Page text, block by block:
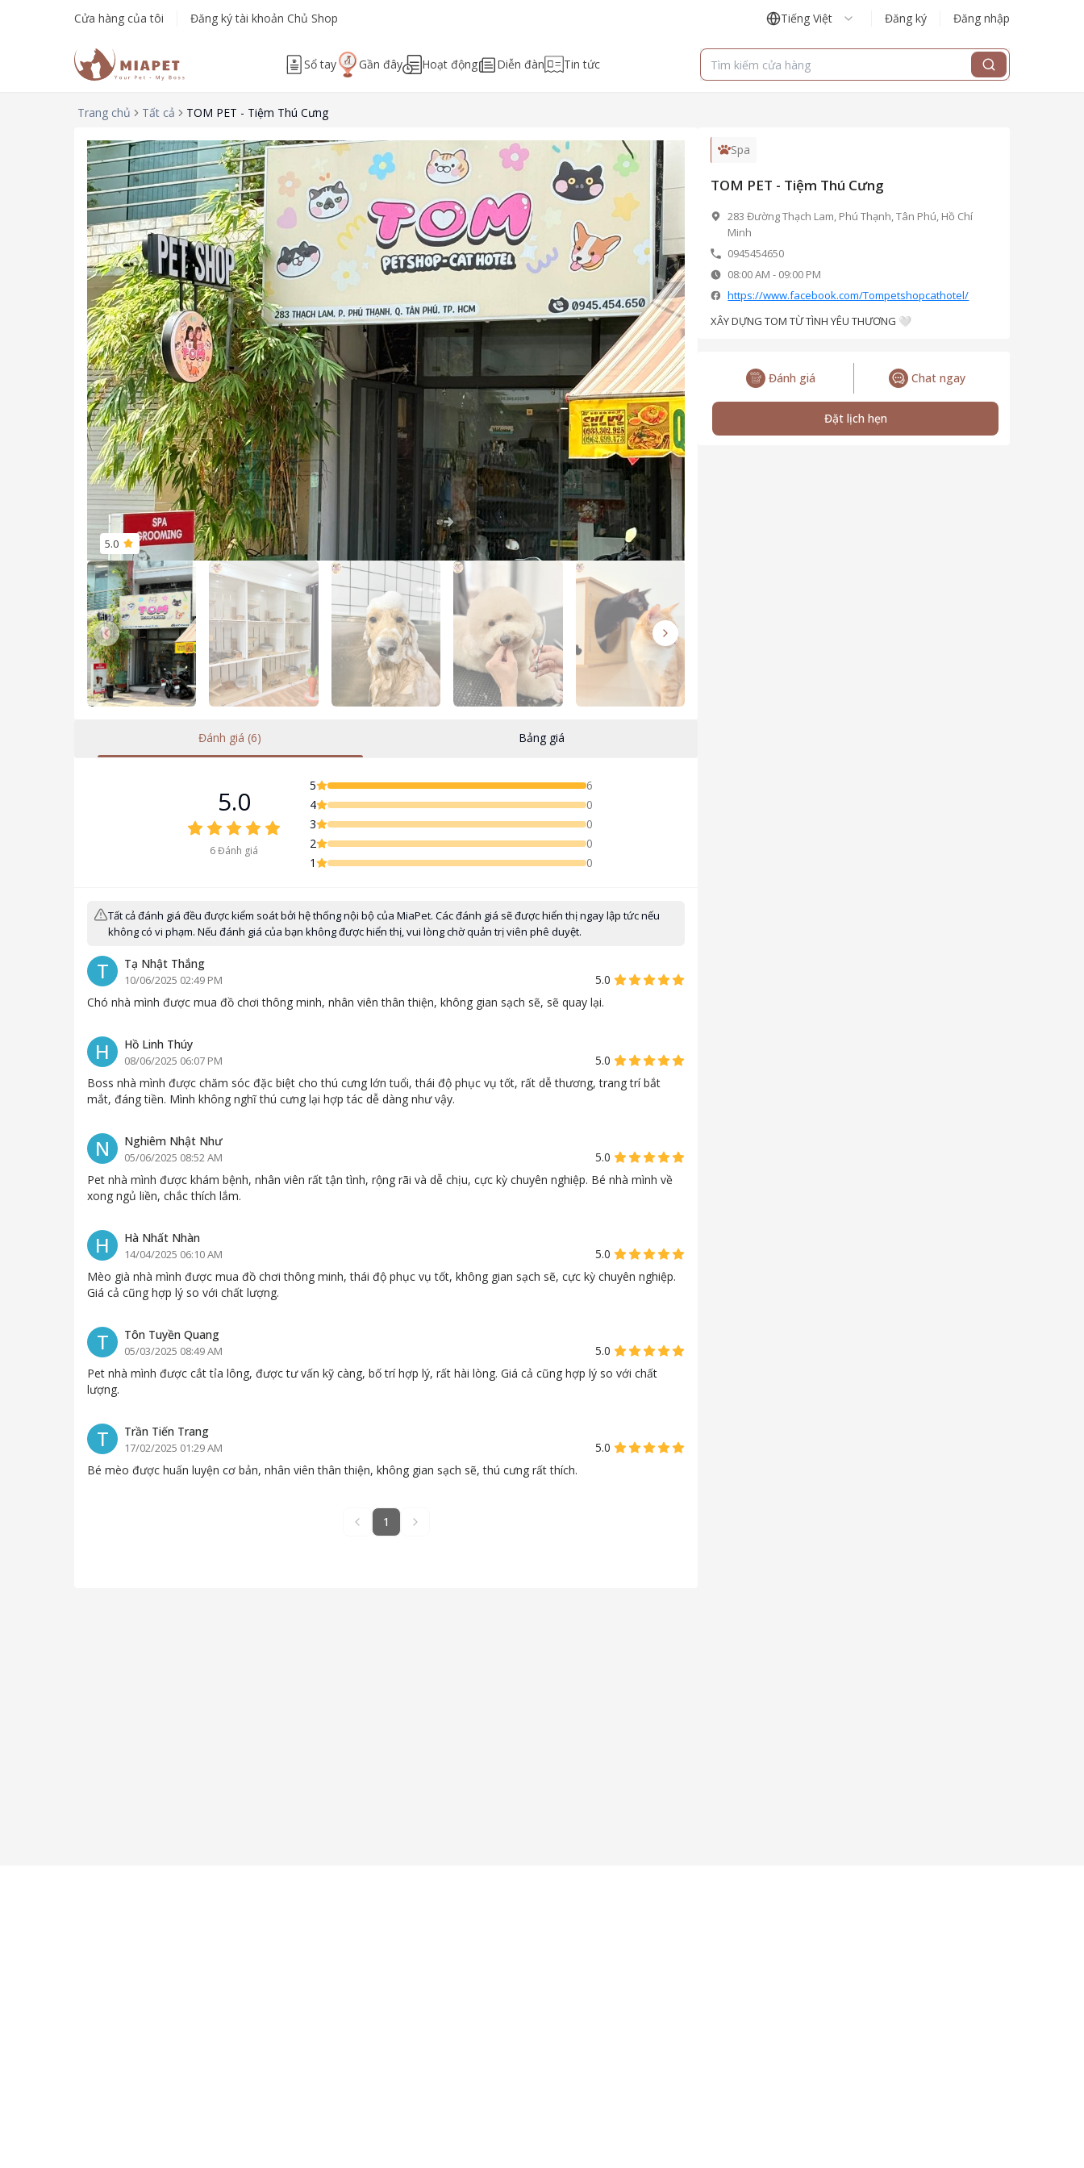
Cửa hàng của tôi Đăng ký tài khoản Chủ Shop Tiếng Việt Đăng ký Đăng nhập
Sổ tay Gần đây Hoạt động Diễn đàn Tin tức
Trang chủ Tất cả TOM PET - Tiệm Thú Cưng
5.0
Previous slide Next slide
Đánh giá (6) Bảng giá
5.0
6Đánh giá
5
6
4
0
3
0
2
0
1
0
Tất cả đánh giá đều được kiểm soát bởi hệ thống nội bộ của MiaPet. Các đánh giá sẽ được hiển thị ngay lập tức nếu
không có vi phạm. Nếu đánh giá của bạn không được hiển thị, vui lòng chờ quản trị viên phê duyệt.
T Tạ Nhật Thắng
10/06/2025 02:49 PM
5.0
Chó nhà mình được mua đồ chơi thông minh, nhân viên thân thiện, không gian sạch sẽ, sẽ quay lại.
H Hồ Linh Thúy
08/06/2025 06:07 PM
5.0
Boss nhà mình được chăm sóc đặc biệt cho thú cưng lớn tuổi, thái độ phục vụ tốt, rất dễ thương, trang trí bắt
mắt, đáng tiền. Mình không nghĩ thú cưng lại hợp tác dễ dàng như vậy.
N Nghiêm Nhật Như
05/06/2025 08:52 AM
5.0
Pet nhà mình được khám bệnh, nhân viên rất tận tình, rộng rãi và dễ chịu, cực kỳ chuyên nghiệp. Bé nhà mình về
xong ngủ liền, chắc thích lắm.
H Hà Nhất Nhàn
14/04/2025 06:10 AM
5.0
Mèo già nhà mình được mua đồ chơi thông minh, thái độ phục vụ tốt, không gian sạch sẽ, cực kỳ chuyên nghiệp.
Giá cả cũng hợp lý so với chất lượng.
T Tôn Tuyền Quang
05/03/2025 08:49 AM
5.0
Pet nhà mình được cắt tỉa lông, được tư vấn kỹ càng, bố trí hợp lý, rất hài lòng. Giá cả cũng hợp lý so với chất
lượng.
T Trần Tiến Trang
17/02/2025 01:29 AM
5.0
Bé mèo được huấn luyện cơ bản, nhân viên thân thiện, không gian sạch sẽ, thú cưng rất thích.
1
Spa
TOM PET - Tiệm Thú Cưng
283 Đường Thạch Lam, Phú Thạnh, Tân Phú, Hồ Chí
Minh
0945454650
08:00 AM - 09:00 PM
https://www.facebook.com/Tompetshopcathotel/
XÂY DỰNG TOM TỪ TÌNH YÊU THƯƠNG 🤍
Đánh giá Chat ngay
Đặt lịch hẹn